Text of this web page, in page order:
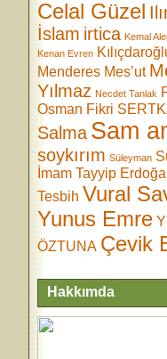
Celal Güzel
İslam irtica Kemal
Kenan Evren
Menderes Mes’ut
Yılmaz Necdet Tanlak
Osman Fikri
Salma Sam
soykırım Süleyman
İmam Tayyip
Tesbih Vural
Yunus Emre
ÖZTUNA Çevik
Hakkımda